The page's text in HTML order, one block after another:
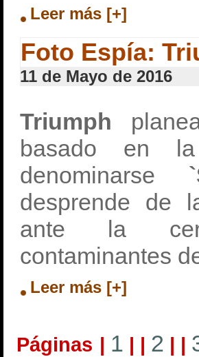
Leer más [+]
Foto Espía:
11 de Mayo de 2016
Triumph
basado en
denominarse
desprende de
ante la
contaminantes
Leer más [+]
Páginas | 1 | | 2 | |